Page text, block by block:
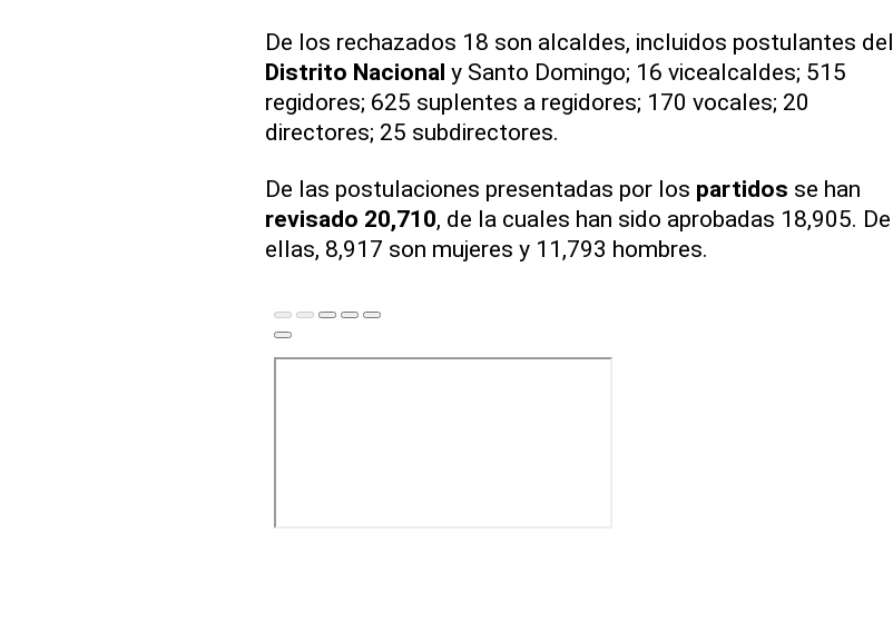
De los rechazados 18 son alcaldes, incluidos postulantes del
Distrito Nacional y Santo Domingo; 16 vicealcaldes; 515
regidores; 625 suplentes a regidores; 170 vocales; 20
directores; 25 subdirectores.
De las postulaciones presentadas por los partidos se han
revisado 20,710, de la cuales han sido aprobadas 18,905. De
ellas, 8,917 son mujeres y 11,793 hombres.